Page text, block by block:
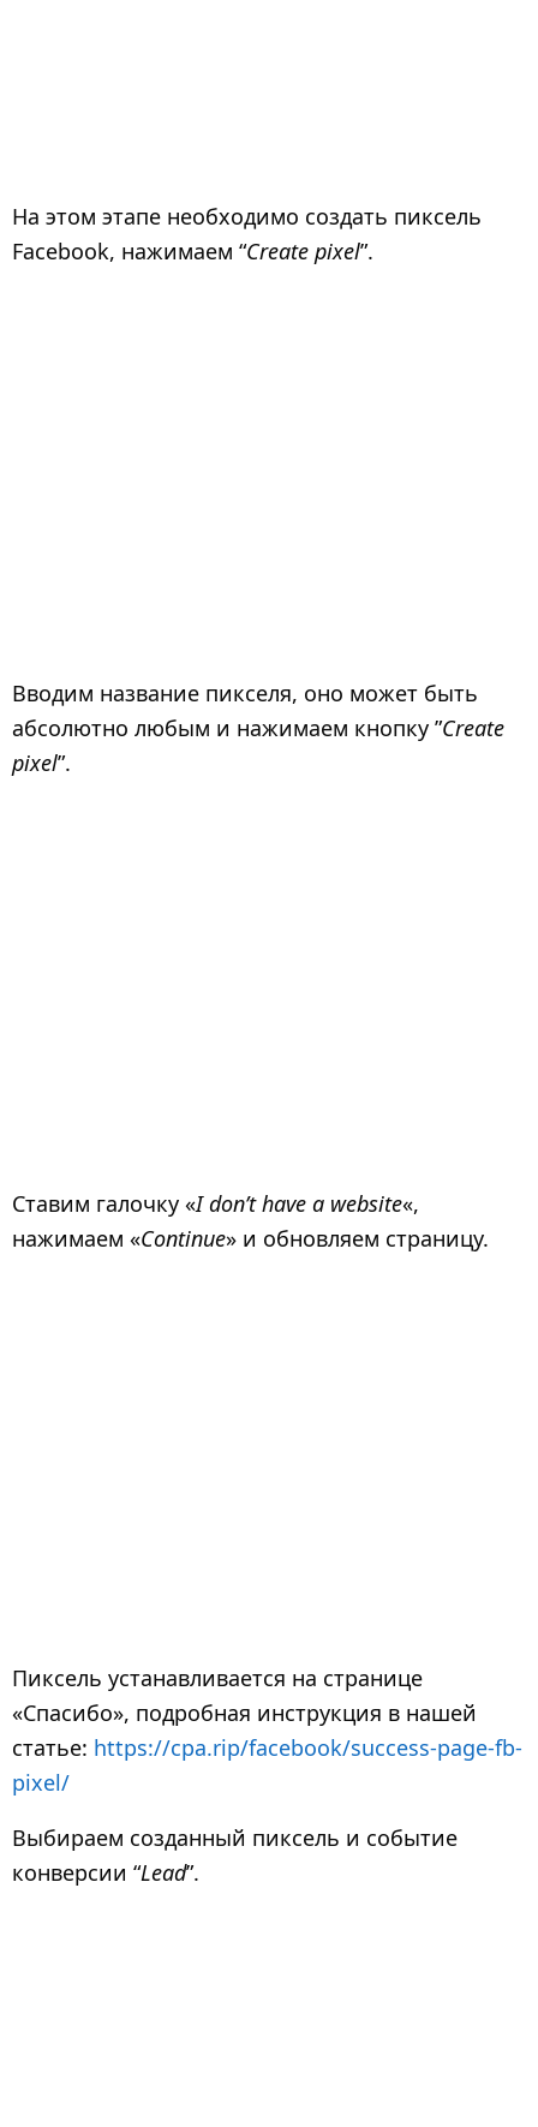
На этом этапе необходимо создать пиксель
Facebook, нажимаем “Create pixel”.
Вводим название пикселя, оно может быть
абсолютно любым и нажимаем кнопку ”Create
pixel”.
Ставим галочку «I don’t have a website«,
нажимаем «Continue» и обновляем страницу.
Пиксель устанавливается на странице
«Спасибо», подробная инструкция в нашей
статье: https://cpa.rip/facebook/success-page-fb-
pixel/
Выбираем созданный пиксель и событие
конверсии “Lead”.